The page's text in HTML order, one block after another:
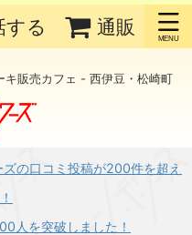
する 通販
販売カフェ - 西伊豆・松崎町
の口コミ投稿が200件を超え
人を突破しました！